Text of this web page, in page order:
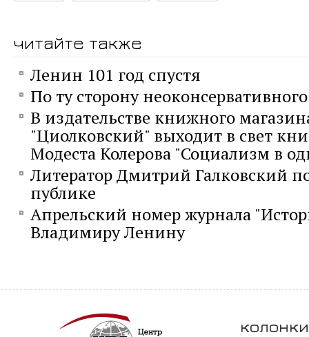
читайте также
Ленин 101 год спустя
По ту сторону
В издательстве книжного
"Циолковский" выходит в свет
Модеста Колерова "Социализм в
Литератор Дмитрий Галковский
публике
Апрельский номер журнала
Владимиру Ленину
колонки